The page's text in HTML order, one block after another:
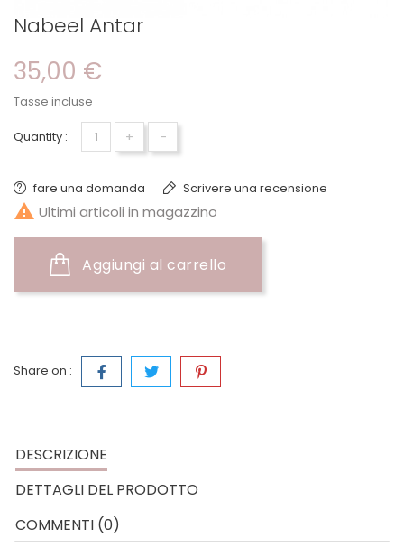
Nabeel Antar
35,00 €
Tasse incluse
Quantity : + -
fare una domanda Scrivere una recensione
 Ultimi articoli in magazzino
Aggiungi al carrello
Share on :
DESCRIZIONE
DETTAGLI DEL PRODOTTO
COMMENTI (0)